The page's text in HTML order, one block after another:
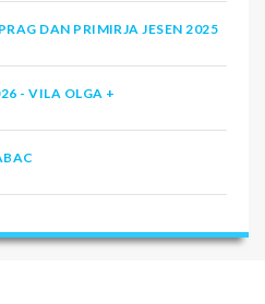
DAN PRIMIRJA JESEN 2025
- VILA OLGA +